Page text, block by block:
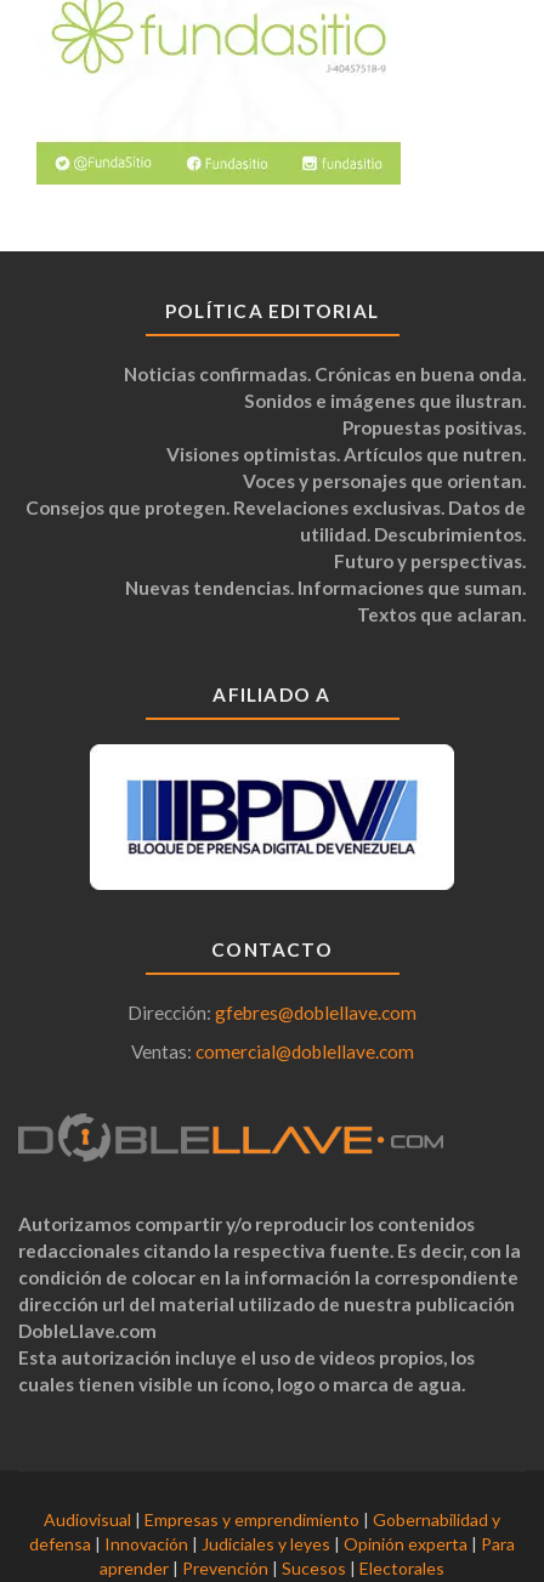
POLÍTICA EDITORIAL
Noticias confirmadas. Crónicas en buena onda.
Sonidos e imágenes que ilustran.
Propuestas positivas.
Visiones optimistas. Artículos que nutren.
Voces y personajes que orientan.
Consejos que protegen. Revelaciones exclusivas. Datos de
utilidad. Descubrimientos.
Futuro y perspectivas.
Nuevas tendencias. Informaciones que suman.
Textos que aclaran.
AFILIADO A
CONTACTO
Dirección: gfebres@doblellave.com
Ventas: comercial@doblellave.com
Autorizamos compartir y/o reproducir los contenidos
redaccionales citando la respectiva fuente. Es decir, con la
condición de colocar en la información la correspondiente
dirección url del material utilizado de nuestra publicación
DobleLlave.com
Esta autorización incluye el uso de videos propios, los
cuales tienen visible un ícono, logo o marca de agua.
Audiovisual | Empresas y emprendimiento | Gobernabilidad y
defensa | Innovación | Judiciales y leyes | Opinión experta | Para
aprender | Prevención | Sucesos | Electorales